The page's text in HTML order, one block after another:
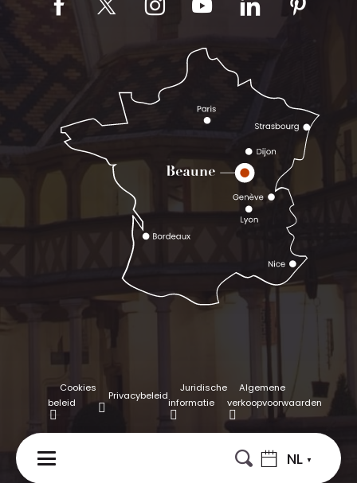
NL
Cookies
beleid
Privacybeleid
Juridische
informatie
Algemene
verkoopvoorwaarden